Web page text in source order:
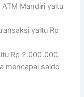
Mandiri yaitu
yaitu Rp
Rp 2.000.000.
mencapai saldo